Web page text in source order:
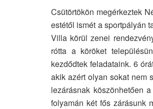
Csütörtökön megérkeztek
estétől ismét a sportpályán
Villa körül zenei
rótta a köröket
kezdődtek feladataink. 6
akik azért olyan sokat nem
lezárásnak köszönhetően
folyamán két fős zárásunk